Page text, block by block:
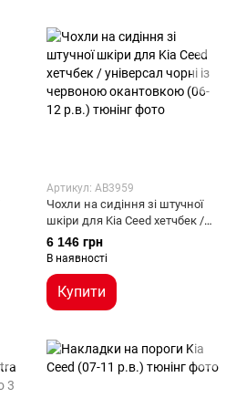
Артикул: AB3959
Чохли на сидіння зі штучної
шкіри для Kia Ceed хетчбек /
універсал чорні із червоною
окантовкою (06-12 р.в.)
6 146 грн
В наявності
Купити